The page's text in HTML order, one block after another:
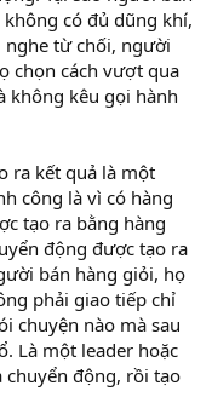
có đủ dũng khí,
nghe từ chối, người
chọn cách vượt qua
không kêu gọi hành
ra kết quả là một
công là vì có hàng
tạo ra bằng hàng
động được tạo ra
bán hàng giỏi, họ
phải giao tiếp chỉ
chuyện nào mà sau
Là một leader hoặc
chuyển động, rồi tạo